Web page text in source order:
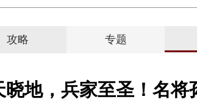
攻略 专题
晓地，兵家至圣！名将